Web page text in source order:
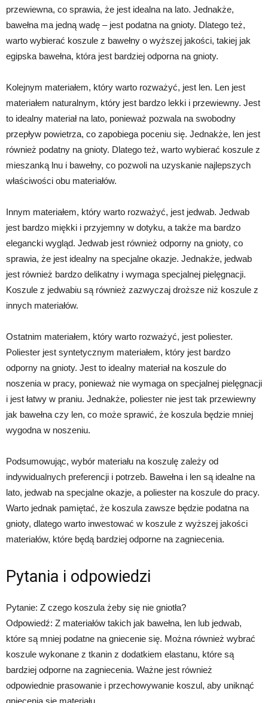
przewiewna, co sprawia, że jest idealna na lato. Jednakże,
bawełna ma jedną wadę – jest podatna na gnioty. Dlatego też,
warto wybierać koszule z bawełny o wyższej jakości, takiej jak
egipska bawełna, która jest bardziej odporna na gnioty.
Kolejnym materiałem, który warto rozważyć, jest len. Len jest
materiałem naturalnym, który jest bardzo lekki i przewiewny. Jest
to idealny materiał na lato, ponieważ pozwala na swobodny
przepływ powietrza, co zapobiega poceniu się. Jednakże, len jest
również podatny na gnioty. Dlatego też, warto wybierać koszule z
mieszanką lnu i bawełny, co pozwoli na uzyskanie najlepszych
właściwości obu materiałów.
Innym materiałem, który warto rozważyć, jest jedwab. Jedwab
jest bardzo miękki i przyjemny w dotyku, a także ma bardzo
elegancki wygląd. Jedwab jest również odporny na gnioty, co
sprawia, że jest idealny na specjalne okazje. Jednakże, jedwab
jest również bardzo delikatny i wymaga specjalnej pielęgnacji.
Koszule z jedwabiu są również zazwyczaj droższe niż koszule z
innych materiałów.
Ostatnim materiałem, który warto rozważyć, jest poliester.
Poliester jest syntetycznym materiałem, który jest bardzo
odporny na gnioty. Jest to idealny materiał na koszule do
noszenia w pracy, ponieważ nie wymaga on specjalnej pielęgnacji
i jest łatwy w praniu. Jednakże, poliester nie jest tak przewiewny
jak bawełna czy len, co może sprawić, że koszula będzie mniej
wygodna w noszeniu.
Podsumowując, wybór materiału na koszulę zależy od
indywidualnych preferencji i potrzeb. Bawełna i len są idealne na
lato, jedwab na specjalne okazje, a poliester na koszule do pracy.
Warto jednak pamiętać, że koszula zawsze będzie podatna na
gnioty, dlatego warto inwestować w koszule z wyższej jakości
materiałów, które będą bardziej odporne na zagniecenia.
Pytania i odpowiedzi
Pytanie: Z czego koszula żeby się nie gniotła?
Odpowiedź: Z materiałów takich jak bawełna, len lub jedwab,
które są mniej podatne na gniecenie się. Można również wybrać
koszule wykonane z tkanin z dodatkiem elastanu, które są
bardziej odporne na zagniecenia. Ważne jest również
odpowiednie prasowanie i przechowywanie koszul, aby uniknąć